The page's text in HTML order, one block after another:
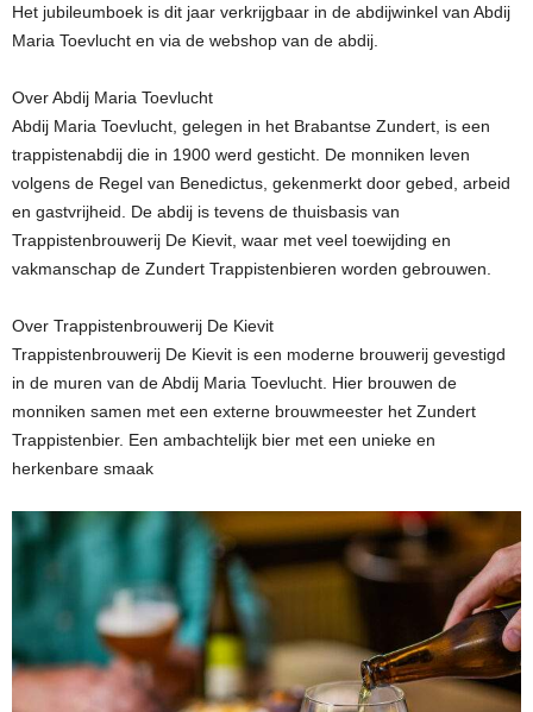
Het jubileumboek is dit jaar verkrijgbaar in de abdijwinkel van Abdij
Maria Toevlucht en via de webshop van de abdij.
Over Abdij Maria Toevlucht
Abdij Maria Toevlucht, gelegen in het Brabantse Zundert, is een
trappistenabdij die in 1900 werd gesticht. De monniken leven
volgens de Regel van Benedictus, gekenmerkt door gebed, arbeid
en gastvrijheid. De abdij is tevens de thuisbasis van
Trappistenbrouwerij De Kievit, waar met veel toewijding en
vakmanschap de Zundert Trappistenbieren worden gebrouwen.
Over Trappistenbrouwerij De Kievit
Trappistenbrouwerij De Kievit is een moderne brouwerij gevestigd
in de muren van de Abdij Maria Toevlucht. Hier brouwen de
monniken samen met een externe brouwmeester het Zundert
Trappistenbier. Een ambachtelijk bier met een unieke en
herkenbare smaak